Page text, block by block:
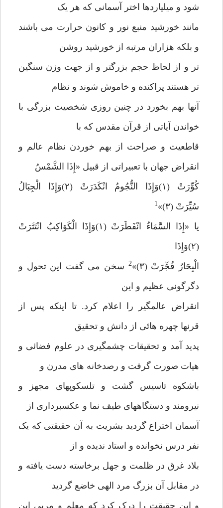
شود و میلیاردها اختر آسمانی که هر یک
مانند خورشید منبع نور و کانون حرارت می باشند
و بلکه هزاران مرتبه از خورشید روشن
تر و از لحاظ حجم بزرگتر و از جهت وزن سنگین
تر هستند پراکنده و خاموش شوند و نظام
آنها بهم بخورد در چنین روزی شخصیت بزرگی با
خواندن آیاتی از قرآن مقدس که با
قاطعیت و صراحت از بهم خوردن نظام عالم و
انقراض جهان با تعبیراتی از قبیل «إِذَا الشَّمْسُ
كُوِّرَتْ (١)وَإِذَا النُّجُومُ انْكَدَرَتْ (٢)وَإِذَا الْجِبَالُ
سُيِّرَتْ (٣)»
1
یا «إِذَا السَّمَاءُ انْفَطَرَتْ (١)وَإِذَا الْكَوَاكِبُ انْتَثَرَتْ
(٢)وَإِذَا
الْبِحَارُ فُجِّرَتْ (٣)»
2 سخن می گفت این تحول و
دگرگونی عظیم و این
انقراض عالمگیر را اعلام کرد. تا اینکه پس از
قرنها چهره هائی از دانش و تحقیق
پدید آمد و تحقیقات چشمگیری در علوم فضائی و
هیات صورت گرفت و رصدخانه های مدرن و
باشکوه تاسیس گشت و تلسکوپهای مجهز و
نیرومند و دستگاههای طیف نما و عکسبرداری از
آسمان اختراع گردید بشریت به آن حقیقتی که یک
نفر درس نخوانده و استاد ندیده و از
بلاد غرق در ظلمت و جهل برخاسته دست یافته و
در مقابل آن بزرگ مرد الهی خاضع گردید
و این حقیقت را درک کرد که معلم و مربی این